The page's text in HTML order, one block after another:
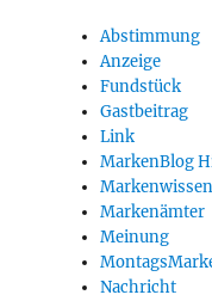
Abstimmung
Anzeige
Fundstück
Gastbeitrag
Link
MarkenBlog
Markenwissen
Markenämter
Meinung
Nachricht